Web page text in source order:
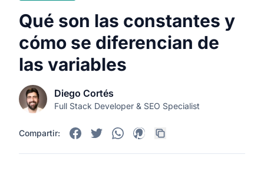
Qué son las constantes y
cómo se diferencian de
las variables
Diego Cortés
Full Stack Developer & SEO Specialist
Compartir: